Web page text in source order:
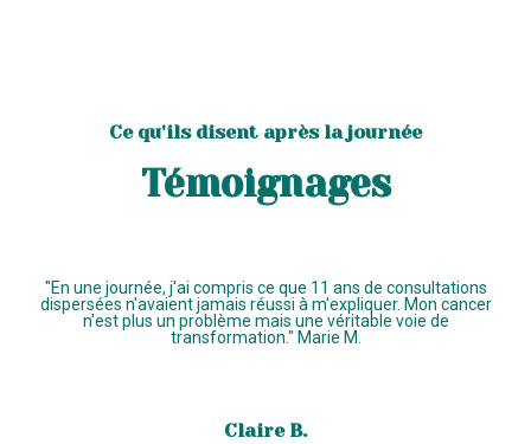
Ce qu'ils disent après la journée
Témoignages
"En une journée, j'ai compris ce que 11 ans de consultations
dispersées n'avaient jamais réussi à m'expliquer. Mon cancer
n'est plus un problème mais une véritable voie de
transformation." Marie M.
Claire B.